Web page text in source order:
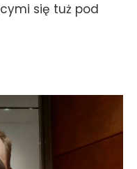
się tuż pod